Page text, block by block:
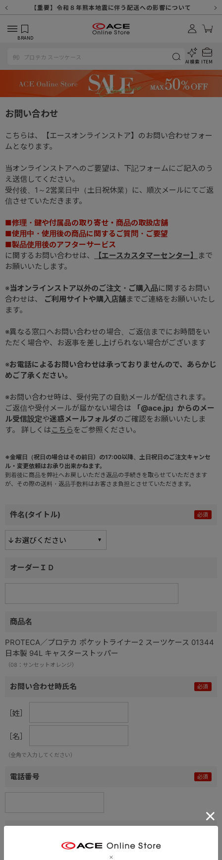
【重要】令和８年熊本地震に伴う配送への影響について
【重要】納品書・領収書ペーパーレス化（電子化）のお知らせ
【重要】天候不良や交通状況・物量増等に伴う配送への影響について
【重要】悪質な詐欺サイトにご注意ください
【重要】各種メールが届かない場合に関しまして
【重要】お問い合わせのご対応に関しまして
【重要】SNSのなりすまし詐欺にご注意ください
BRAND
AI検索 ITEM
お問い合わせ
こちらは、【エースオンラインストア】のお問い合わせフォー
ムとなります。
当オンラインストアへのご要望は、下記フォームにご記入のう
え送信してください。
受付後、1～2営業日中（土日祝休業）に、順次メールにてご返
信させていただきます。
■修理・鍵や付属品の取り寄せ・商品の取扱店舗
■使用中・使用後の商品に関するご質問・ご要望
■製品使用後のアフターサービス
に関するお問い合わせは、
【エースカスタマーセンター】
まで
お願いいたします。
※当オンラインストア以外のご注文・ご購入品に関するお問い
合わせは、
ご利用サイトや購入店舗までご連絡をお願いいたし
ます。
※異なる窓口へお問い合わせの場合、ご返信までにお時間をい
ただく場合や、お返事を差し上げられない場合がございます
※お電話によるお問い合わせは承っておりませんので、あらかじ
めご了承ください。
※お問い合わせ時は、受付完了の自動メールが配信されます。
ご返信や受付メールが届かない場合は
「@ace.jp」からのメー
ル受信設定や迷惑メールフォルダのご確認をお願いいたしま
す。 詳しくは こちら をご参照ください。
※金曜日（祝日の場合はその前日）の17:00以降、土日祝日のご注文キャンセ
ル・変更依頼はお承り出来かねます。
到着後に商品を弊社へお戻しいただき返品の手続きを取らせていただきます
が、その際の送料・返品手数料はお客さま負担とさせていただきます。
件名(タイトル)
オーダーＩＤ
商品名
PROTECA／プロテカ ポケットライナー2 スーツケース 01344
日本製 94L キャスターストッパー
（08：サンセットオレンジ）
お問い合わせ時氏名
［姓］
［名］
（全角で入力してください）
電話番号